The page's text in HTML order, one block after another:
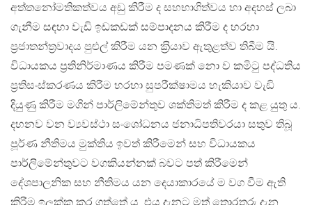
අත්තනෝමතිකත්වය අඩු කිරීම ද සහභාගිත්වය හා අදහස් ලබා
ගැනීම සඳහා වැඩි ඉඩකඩක් සම්පාදනය කිරීම ද හරහා
ප‍්‍රජාතන්ත‍්‍රවාදය පුළුල් කිරීම යන ක‍්‍රියාව ඇතුළත්ව තිබීම යි.
විධායකය ප‍්‍රතිනිර්මාණය කිරීම පමණක් නො ව කමිටු පද්ධතිය
ප‍්‍රතිසංස්කරණය කිරීම හරහා සුපරීක්ෂාමය හැකියාව වැඩි
දියුණු කිරීම මගින් පාර්ලිමේන්තුව ශක්තිමත් කිරීම ද කළ යුතු ය.
දහනව වන ව්‍යවස්ථා සංශෝධනය ජනාධිපතිවරයා සතුව තිබූ
පූර්ණ නීතිමය මුක්තිය ඉවත් කිරීමෙන් සහ විධායකය
පාර්ලිමේන්තුවට වගකියන්නක් බවට පත් කිරීමෙන්
දේශපාලනික සහ නීතිමය යන දෙයාකාරයේ ම වග වීම ඇති
කිරීම ඉලක්ක කර ගත්තේ ය. එය දැනට මත් තොරතුරු දැන